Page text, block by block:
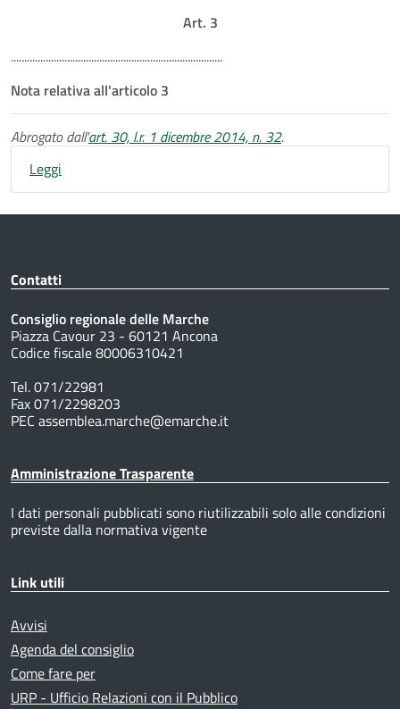
Art. 3
...............................................................................
Nota relativa all'articolo 3
Abrogato dall'art. 30, l.r. 1 dicembre 2014, n. 32.
Leggi
Contatti
Consiglio regionale delle Marche
Piazza Cavour 23 - 60121 Ancona
Codice fiscale 80006310421
Tel. 071/22981
Fax 071/2298203
PEC assemblea.marche@emarche.it
Amministrazione Trasparente
I dati personali pubblicati sono riutilizzabili solo alle condizioni
previste dalla normativa vigente
Link utili
Avvisi
Agenda del consiglio
Come fare per
URP - Ufficio Relazioni con il Pubblico